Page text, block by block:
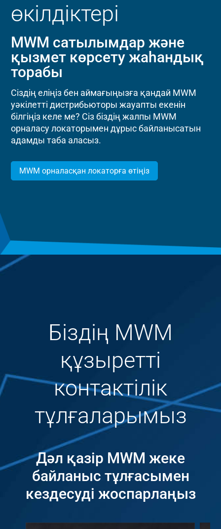
өкілдіктері
MWM сатылымдар және
қызмет көрсету жаһандық
торабы
Сіздің еліңіз бен аймағыңызға қандай MWM
уәкілетті дистрибьюторы жауапты екенін
білгіңіз келе ме? Сіз біздің жалпы MWM
орналасу локаторымен дұрыс байланысатын
адамды таба аласыз.
MWM орналасқан локаторға өтіңіз
Біздің MWM
құзыретті
контактілік
тұлғаларымыз
Дәл қазір MWM жеке
байланыс тұлғасымен
кездесуді жоспарлаңыз